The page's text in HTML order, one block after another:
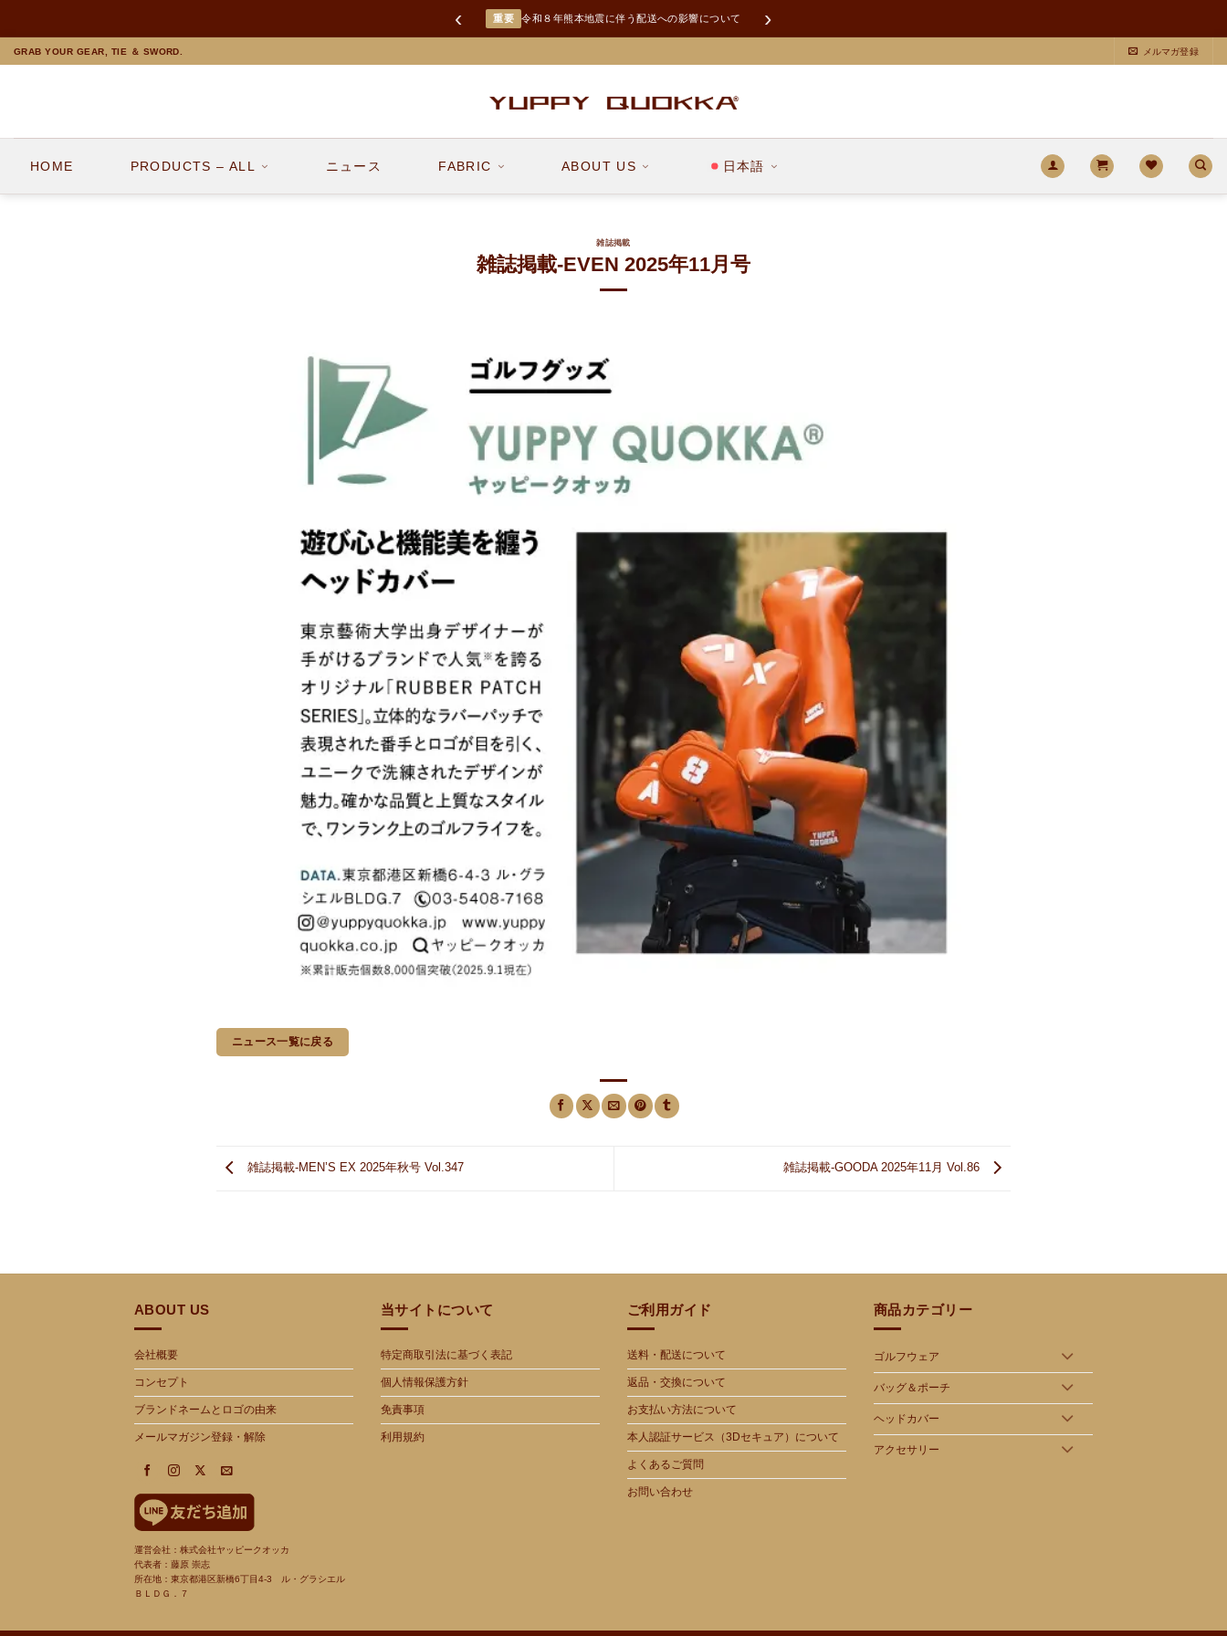
‹ 重要 令和８年熊本地震に伴う配送への影響について ›
Skip
to
GRAB YOUR GEAR, TIE ＆ SWORD. メルマガ登録
HOME PRODUCTS – ALL ニュース FABRIC ABOUT US 日本語
雑誌掲載
雑誌掲載-EVEN 2025年11月号
ニュース一覧に戻る
雑誌掲載-MEN’S EX 2025年秋号 Vol.347 雑誌掲載-GOODA 2025年11月 Vol.86
ABOUT US
会社概要
コンセプト
ブランドネームとロゴの由来
メールマガジン登録・解除
運営会社：株式会社ヤッピークオッカ
代表者：藤原 崇志
所在地：東京都港区新橋6丁目4-3 ル・グラシエル
ＢＬＤＧ．７
当サイトについて
特定商取引法に基づく表記
個人情報保護方針
免責事項
利用規約
ご利用ガイド
送料・配送について
返品・交換について
お支払い方法について
本人認証サービス（3Dセキュア）について
よくあるご質問
お問い合わせ
商品カテゴリー
ゴルフウェア
バッグ＆ポーチ
ヘッドカバー
アクセサリー